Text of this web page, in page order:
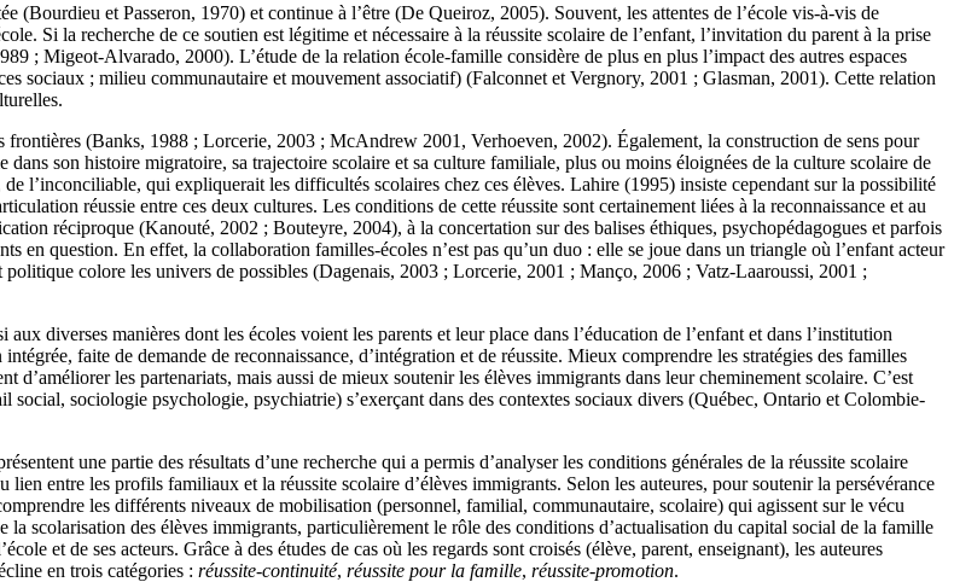
et Passeron, 1970) et continue à l’être (De Queiroz, 2005). Souvent, les attentes de l’école vis-à-vis de
Si la recherche de ce soutien est légitime et nécessaire à la réussite scolaire de l’enfant, l’invitation du parent à la prise
; Migeot-Alvarado, 2000). L’étude de la relation école-famille considère de plus en plus l’impact des autres espaces
sociaux ; milieu communautaire et mouvement associatif) (Falconnet et Vergnory, 2001 ; Glasman, 2001). Cette relation
frontières (Banks, 1988 ; Lorcerie, 2003 ; McAndrew 2001, Verhoeven, 2002). Également, la construction de sens pour
dans son histoire migratoire, sa trajectoire scolaire et sa culture familiale, plus ou moins éloignées de la culture scolaire de
l’inconciliable, qui expliquerait les difficultés scolaires chez ces élèves. Lahire (1995) insiste cependant sur la possibilité
réussie entre ces deux cultures. Les conditions de cette réussite sont certainement liées à la reconnaissance et au
réciproque (Kanouté, 2002 ; Bouteyre, 2004), à la concertation sur des balises éthiques, psychopédagogues et parfois
en question. En effet, la collaboration familles-écoles n’est pas qu’un duo : elle se joue dans un triangle où l’enfant acteur
colore les univers de possibles (Dagenais, 2003 ; Lorcerie, 2001 ; Manço, 2006 ; Vatz-Laaroussi, 2001 ;
diverses manières dont les écoles voient les parents et leur place dans l’éducation de l’enfant et dans l’institution
faite de demande de reconnaissance, d’intégration et de réussite. Mieux comprendre les stratégies des familles
d’améliorer les partenariats, mais aussi de mieux soutenir les élèves immigrants dans leur cheminement scolaire. C’est
sociologie psychologie, psychiatrie) s’exerçant dans des contextes sociaux divers (Québec, Ontario et Colombie-
une partie des résultats d’une recherche qui a permis d’analyser les conditions générales de la réussite scolaire
entre les profils familiaux et la réussite scolaire d’élèves immigrants. Selon les auteures, pour soutenir la persévérance
les différents niveaux de mobilisation (personnel, familial, communautaire, scolaire) qui agissent sur le vécu
scolarisation des élèves immigrants, particulièrement le rôle des conditions d’actualisation du capital social de la famille
et de ses acteurs. Grâce à des études de cas où les regards sont croisés (élève, parent, enseignant), les auteures
en trois catégories : réussite-continuité, réussite pour la famille, réussite-promotion.